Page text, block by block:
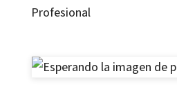
Profesional